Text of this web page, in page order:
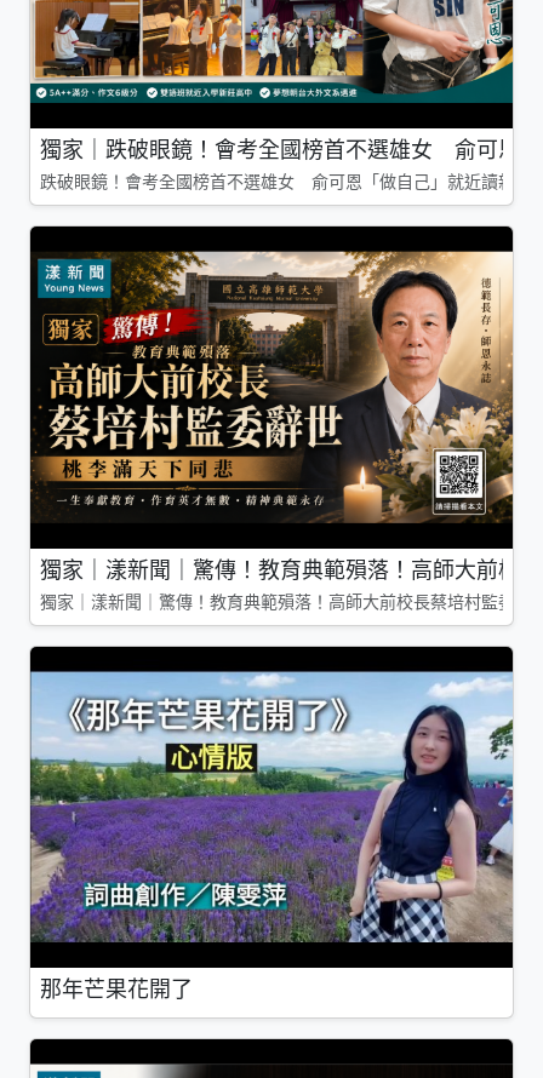
獨家｜跌破眼鏡！會考全國榜首不選雄女 俞可恩
跌破眼鏡！會考全國榜首不選雄女 俞可恩「做自己」就近讀新莊
獨家｜漾新聞｜驚傳！教育典範殞落！高師大前校
獨家｜漾新聞｜驚傳！教育典範殞落！高師大前校長蔡培村監委
那年芒果花開了